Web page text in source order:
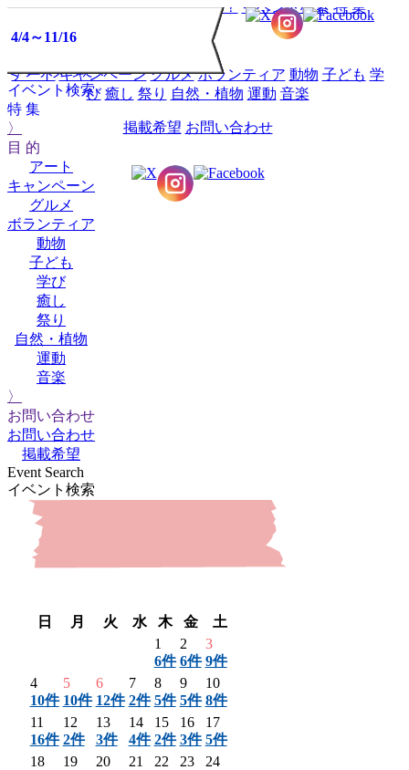
ミツケタって？
イベント検索
特 集
〉
目 的
アート
キャンペーン
グルメ
ボランティア
動物
子ども
学び
癒し
祭り
自然・植物
運動
音楽
〉
お問い合わせ
お問い合わせ
掲載希望
HOME イベントミツケタって？ イベント検索 特 集
目 的
アート キャンペーン グルメ ボランティア 動物 子ども 学
び 癒し 祭り 自然・植物 運動 音楽
掲載希望 お問い合わせ
Event Search
イベント検索
05
日
月 火 水 木 金
土
1
6件
2
6件
3
9件
4
10件
5
10件
6
12件
7
2件
8
5件
9
5件
10
8件
11
16件
12
2件
13
3件
14
4件
15
2件
16
3件
17
5件
18
19
20
21
22
23
24
5/31
5/31
5/31,1
5/31,1
5/21～6/1
4/29～6/29
4/4～11/16